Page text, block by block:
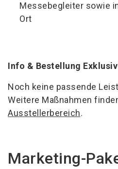
Messebegleiter sowie
Ort
Info & Bestellung
Noch keine passende
Weitere Maßnahmen
Ausstellerbereich.
Marketing-